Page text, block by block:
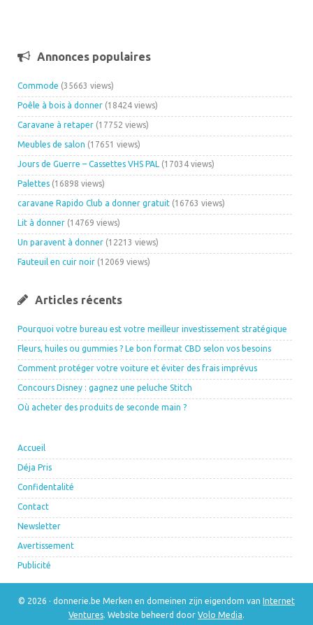
Annonces populaires
Commode (35663 views)
Poêle à bois à donner (18424 views)
Caravane à retaper (17752 views)
Meubles de salon (17651 views)
Jours de Guerre – Cassettes VHS PAL (17034 views)
Palettes (16898 views)
caravane Rapido Club a donner gratuit (16763 views)
Lit à donner (14769 views)
Un paravent à donner (12213 views)
Fauteuil en cuir noir (12069 views)
Articles récents
Pourquoi votre bureau est votre meilleur investissement stratégique
Fleurs, huiles ou gummies ? Le bon format CBD selon vos besoins
Comment protéger votre voiture et éviter des frais imprévus
Concours Disney : gagnez une peluche Stitch
Où acheter des produits de seconde main ?
Accueil
Déja Pris
Confidentalité
Contact
Newsletter
Avertissement
Publicité
© 2026 · donnerie.be Merken en domeinen zijn eigendom van Internet
Ventures . Website beheerd door Volo Media